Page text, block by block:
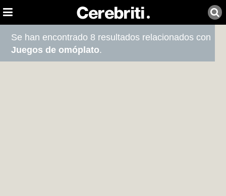
Se han encontrado 8 resultados relacionados con
Juegos de omóplato.